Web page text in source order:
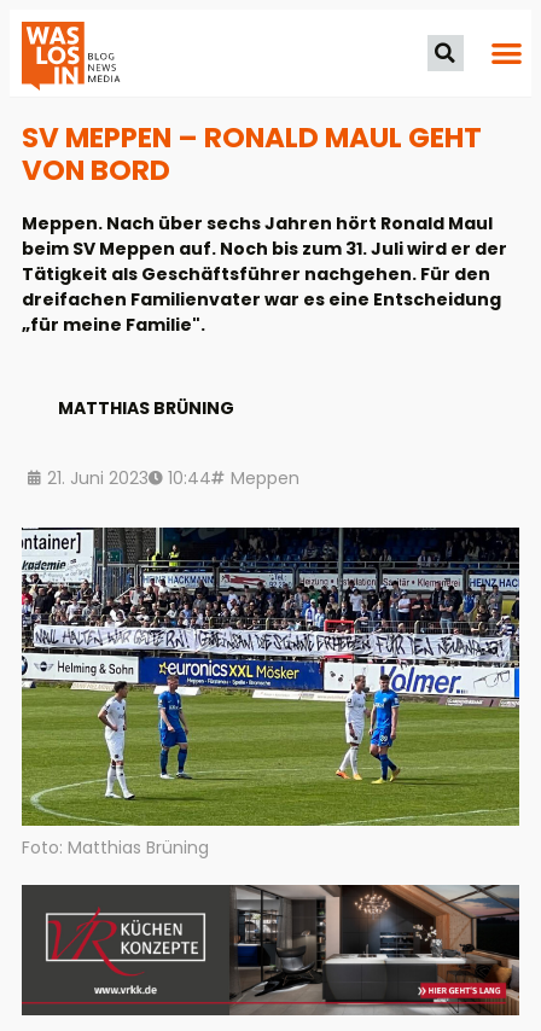
SV MEPPEN – RONALD MAUL GEHT
VON BORD
Meppen. Nach über sechs Jahren hört Ronald Maul
beim SV Meppen auf. Noch bis zum 31. Juli wird er der
Tätigkeit als Geschäftsführer nachgehen. Für den
dreifachen Familienvater war es eine Entscheidung
„für meine Familie".
MATTHIAS BRÜNING
21. Juni 2023 10:44 Meppen
Foto: Matthias Brüning